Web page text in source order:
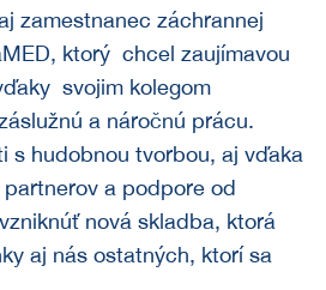
zamestnanec záchrannej
ktorý chcel zaujímavou
svojim kolegom
a náročnú prácu.
s hudobnou tvorbou, aj vďaka
a podpore od
nová skladba, ktorá
aj nás ostatných, ktorí sa